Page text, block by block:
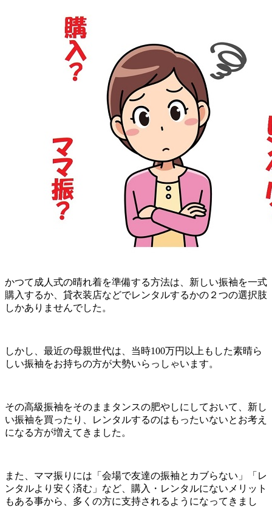
かつて成人式の晴れ着を準備する方法は、新しい振袖を一式
購入するか、貸衣装店などでレンタルするかの２つの選択肢
しかありませんでした。
しかし、最近の母親世代は、当時100万円以上もした素晴ら
しい振袖をお持ちの方が大勢いらっしゃいます。
その高級振袖をそのままタンスの肥やしにしておいて、新し
い振袖を買ったり、レンタルするのはもったいないとお考え
になる方が増えてきました。
また、ママ振りには「会場で友達の振袖とカブらない」「レ
ンタルより安く済む」など、購入・レンタルにないメリット
もある事から、多くの方に支持されるようになってきまし